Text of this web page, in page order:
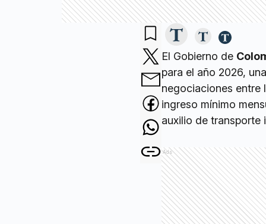
El Gobierno de
para el año 2026,
negociaciones entre
ingreso mínimo
auxilio de transporte
Ads